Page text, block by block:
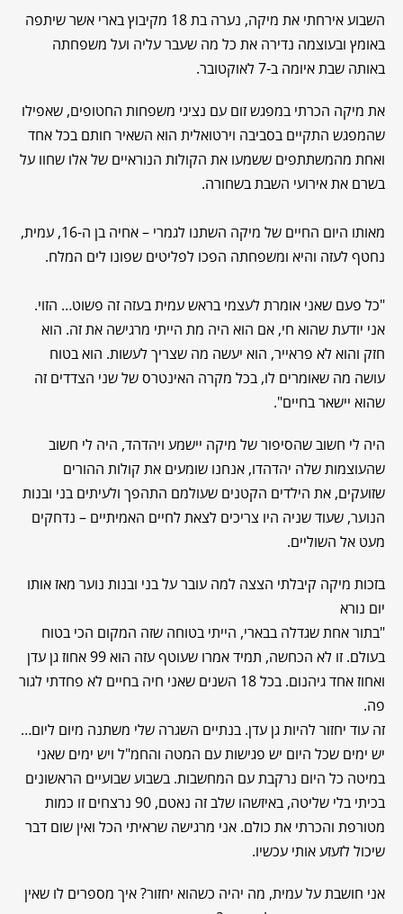
השבוע אירחתי את מיקה, נערה בת 18 מקיבוץ בארי אשר שיתפה
באומץ ובעוצמה נדירה את כל מה שעבר עליה ועל משפחתה
באותה שבת איומה ב-7 לאוקטובר.
את מיקה הכרתי במפגש זום עם נציגי משפחות החטופים, שאפילו
שהמפגש התקיים בסביבה וירטואלית הוא השאיר חותם בכל אחד
ואחת מהמשתתפים ששמעו את הקולות הנוראיים של אלו שחוו על
בשרם את אירועי השבת בשחורה.
מאותו היום החיים של מיקה השתנו לגמרי – אחיה בן ה-16, עמית,
נחטף לעזה והיא ומשפחתה הפכו לפליטים שפונו לים המלח.
"כל פעם שאני אומרת לעצמי בראש עמית בעזה זה פשוט… הזוי.
אני יודעת שהוא חי, אם הוא היה מת הייתי מרגישה את זה. הוא
חזק והוא לא פראייר, הוא יעשה מה שצריך לעשות. הוא בטוח
עושה מה שאומרים לו, בכל מקרה האינטרס של שני הצדדים זה
שהוא יישאר בחיים".
היה לי חשוב שהסיפור של מיקה יישמע ויהדהד, היה לי חשוב
שהעוצמות שלה יהדהדו, אנחנו שומעים את קולות ההורים
שזועקים, את הילדים הקטנים שעולמם התהפך ולעיתים בני ובנות
הנוער, שעוד שניה היו צריכים לצאת לחיים האמיתיים – נדחקים
מעט אל השוליים.
בזכות מיקה קיבלתי הצצה למה עובר על בני ובנות נוער מאז אותו
יום נורא
"בתור אחת שגדלה בבארי, הייתי בטוחה שזה המקום הכי בטוח
בעולם. זו לא הכחשה, תמיד אמרו שעוטף עזה הוא 99 אחוז גן עדן
ואחוז אחד גיהנום. בכל 18 השנים שאני חיה בחיים לא פחדתי לגור
פה.
זה עוד יחזור להיות גן עדן. בנתיים השגרה שלי משתנה מיום ליום…
יש ימים שכל היום יש פגישות עם המטה והחמ"ל ויש ימים שאני
במיטה כל היום נרקבת עם המחשבות. בשבוע שבועיים הראשונים
בכיתי בלי שליטה, באיזשהו שלב זה נאטם, 90 נרצחים זו כמות
מטורפת והכרתי את כולם. אני מרגישה שראיתי הכל ואין שום דבר
שיכול לזעזע אותי עכשיו.
אני חושבת על עמית, מה יהיה כשהוא יחזור? איך מספרים לו שאין